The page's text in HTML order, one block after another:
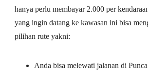
hanya perlu membayar 2.000 per
yang ingin datang ke kawasan ini bisa
pilihan rute yakni:
Anda bisa melewati jalanan di